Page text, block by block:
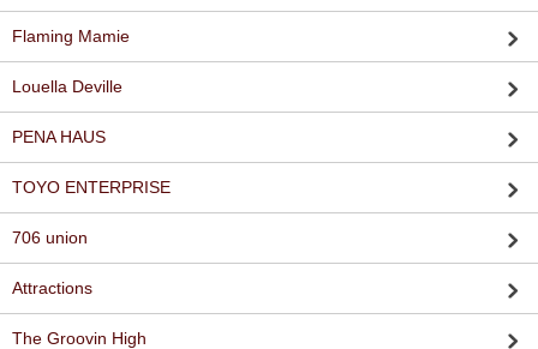
Flaming Mamie
Louella Deville
PENA HAUS
TOYO ENTERPRISE
706 union
Attractions
The Groovin High